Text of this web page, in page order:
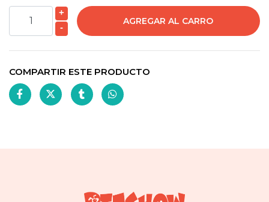
+
-
COMPARTIR ESTE PRODUCTO